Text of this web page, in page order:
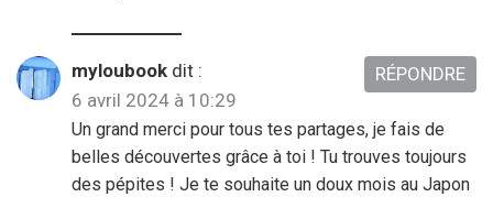
myloubook dit :
6 avril 2024 à 10:29
Un grand merci pour tous tes partages, je fais de
belles découvertes grâce à toi ! Tu trouves toujours
des pépites ! Je te souhaite un doux mois au Japon
RÉPONDRE